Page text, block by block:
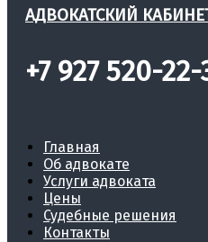
АДВОКАТСКИЙ
+7 927 520-
Главная
Об адвокате
Услуги адвоката
Цены
Судебные решения
Контакты